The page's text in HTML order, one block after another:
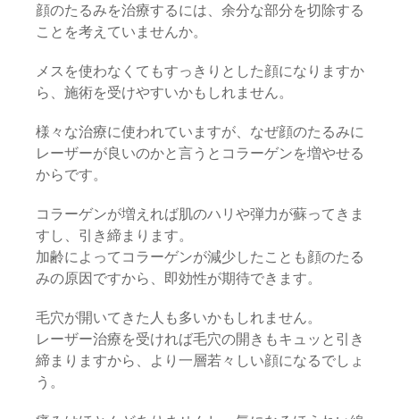
顔のたるみを治療するには、余分な部分を切除する
ことを考えていませんか。
メスを使わなくてもすっきりとした顔になりますか
ら、施術を受けやすいかもしれません。
様々な治療に使われていますが、なぜ顔のたるみに
レーザーが良いのかと言うとコラーゲンを増やせる
からです。
コラーゲンが増えれば肌のハリや弾力が蘇ってきま
すし、引き締まります。
加齢によってコラーゲンが減少したことも顔のたる
みの原因ですから、即効性が期待できます。
毛穴が開いてきた人も多いかもしれません。
レーザー治療を受ければ毛穴の開きもキュッと引き
締まりますから、より一層若々しい顔になるでしょ
う。